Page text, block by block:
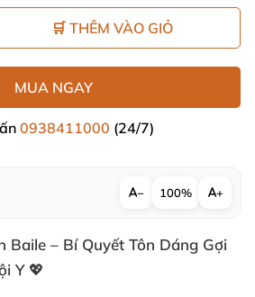
🛒 THÊM VÀO GIỎ
MUA NGAY
0938411000 (24/7)
− 100% +
Baile – Bí Quyết Tôn Dáng Gợi
Y 💖